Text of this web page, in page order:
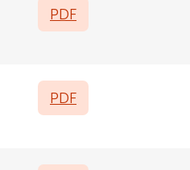
PDF
PDF